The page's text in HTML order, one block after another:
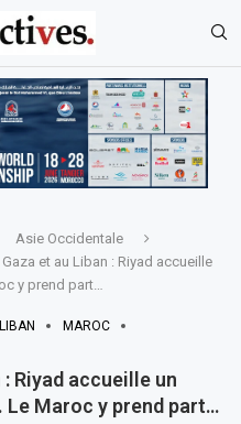
Asie Occidentale
Gaza et au Liban : Riyad accueille
y prend part…
LIBAN
MAROC
Riyad accueille un
Maroc y prend part…